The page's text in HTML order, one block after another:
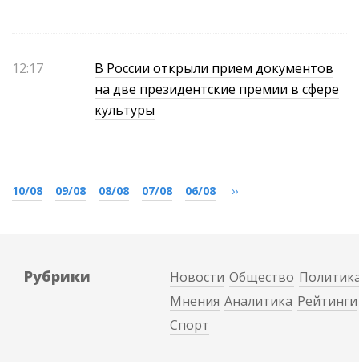
12:17
В России открыли прием документов
на две президентские премии в сфере
культуры
10/08 09/08 08/08 07/08 06/08 ››
Рубрики Новости Общество
Мнения Аналитика Рейтинги
Спорт